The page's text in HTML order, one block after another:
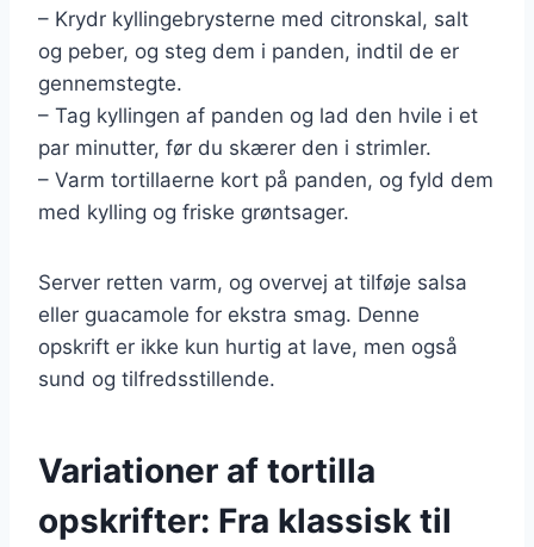
– Krydr kyllingebrysterne med citronskal, salt
og peber, og steg dem i panden, indtil de er
gennemstegte.
– Tag kyllingen af panden og lad den hvile i et
par minutter, før du skærer den i strimler.
– Varm tortillaerne kort på panden, og fyld dem
med kylling og friske grøntsager.
Server retten varm, og overvej at tilføje salsa
eller guacamole for ekstra smag. Denne
opskrift er ikke kun hurtig at lave, men også
sund og tilfredsstillende.
Variationer af tortilla
opskrifter: Fra klassisk til